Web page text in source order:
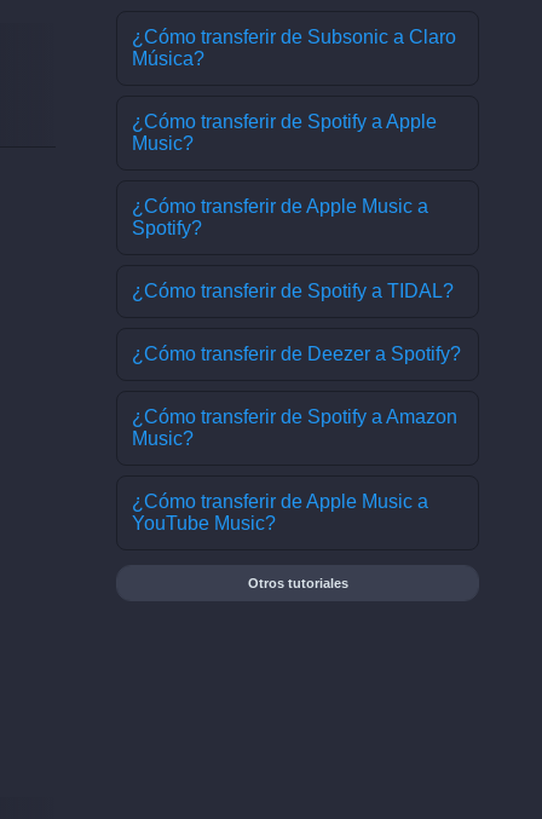
¿Cómo transferir de Subsonic a Claro
Música?
¿Cómo transferir de Spotify a Apple
Music?
¿Cómo transferir de Apple Music a
Spotify?
¿Cómo transferir de Spotify a TIDAL?
¿Cómo transferir de Deezer a Spotify?
¿Cómo transferir de Spotify a Amazon
Music?
¿Cómo transferir de Apple Music a
YouTube Music?
Otros tutoriales